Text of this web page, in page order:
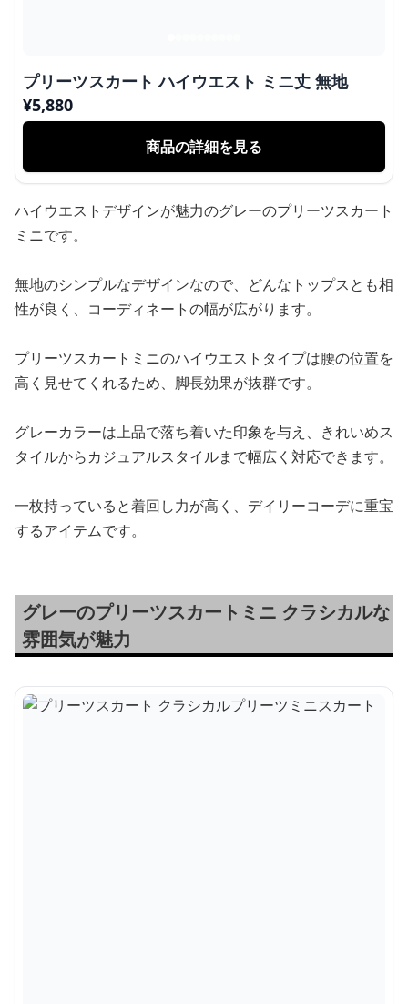
プリーツスカート ハイウエスト ミニ丈 無地
¥5,880
商品の詳細を見る
ハイウエストデザインが魅力のグレーのプリーツスカート
ミニです。
無地のシンプルなデザインなので、どんなトップスとも相
性が良く、コーディネートの幅が広がります。
プリーツスカートミニのハイウエストタイプは腰の位置を
高く見せてくれるため、脚長効果が抜群です。
グレーカラーは上品で落ち着いた印象を与え、きれいめス
タイルからカジュアルスタイルまで幅広く対応できます。
一枚持っていると着回し力が高く、デイリーコーデに重宝
するアイテムです。
グレーのプリーツスカートミニ クラシカルな
雰囲気が魅力